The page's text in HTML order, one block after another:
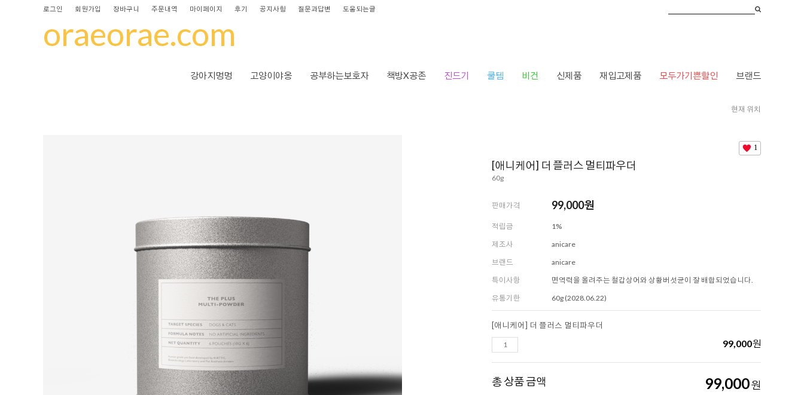
로그인 회원가입 장바구니 주문내역 마이페이지 후기 공지사항 질문과답변 도움되는글
oraeorae.com
강아지멍멍 고양이야옹 공부하는보호자 책방X공존 진드기 쿨템 비건 신제품 재입고제품 모두가기쁜할인 브랜드
현재 위치
1
[애니케어] 더 플러스 멀티파우더
60g
판매가격 99,000원
적립금
1%
제조사
anicare
브랜드
anicare
특이사항
면역력을 올려주는 철갑상어와 상황버섯균이 잘 배합되었습니다.
유통기한
60g (2028.06.22)
[애니케어] 더 플러스 멀티파우더
99,000원
총 상품 금액 99,000원